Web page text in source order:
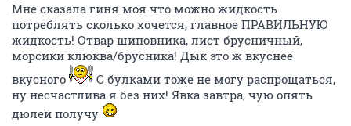
Мне сказала гиня моя что можно жидкость
потреблять сколько хочется, главное ПРАВИЛЬНУЮ
жидкость! Отвар шиповника, лист брусничный,
морсики клюква/брусника! Дык это ж вкуснее
вкусного
С булками тоже не могу распрощаться,
ну несчастлива я без них! Явка завтра, чую опять
дюлей получу